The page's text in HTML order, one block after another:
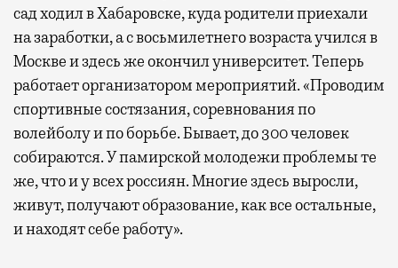
сад ходил в Хабаровске, куда родители приехали
на заработки, а с восьмилетнего возраста учился в
Москве и здесь же окончил университет. Теперь
работает организатором мероприятий. «Проводим
спортивные состязания, соревнования по
волейболу и по борьбе. Бывает, до 300 человек
собираются. У памирской молодежи проблемы те
же, что и у всех россиян. Многие здесь выросли,
живут, получают образование, как все остальные,
и находят себе работу».